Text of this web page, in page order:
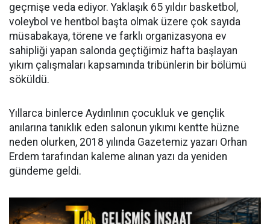
geçmişe veda ediyor. Yaklaşık 65 yıldır basketbol,
voleybol ve hentbol başta olmak üzere çok sayıda
müsabakaya, törene ve farklı organizasyona ev
sahipliği yapan salonda geçtiğimiz hafta başlayan
yıkım çalışmaları kapsamında tribünlerin bir bölümü
söküldü.
Yıllarca binlerce Aydınlının çocukluk ve gençlik
anılarına tanıklık eden salonun yıkımı kentte hüzne
neden olurken, 2018 yılında Gazetemiz yazarı Orhan
Erdem tarafından kaleme alınan yazı da yeniden
gündeme geldi.